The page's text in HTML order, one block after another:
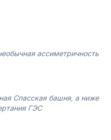
ассиметричность
Спасская башня, а ниже
ГЭС